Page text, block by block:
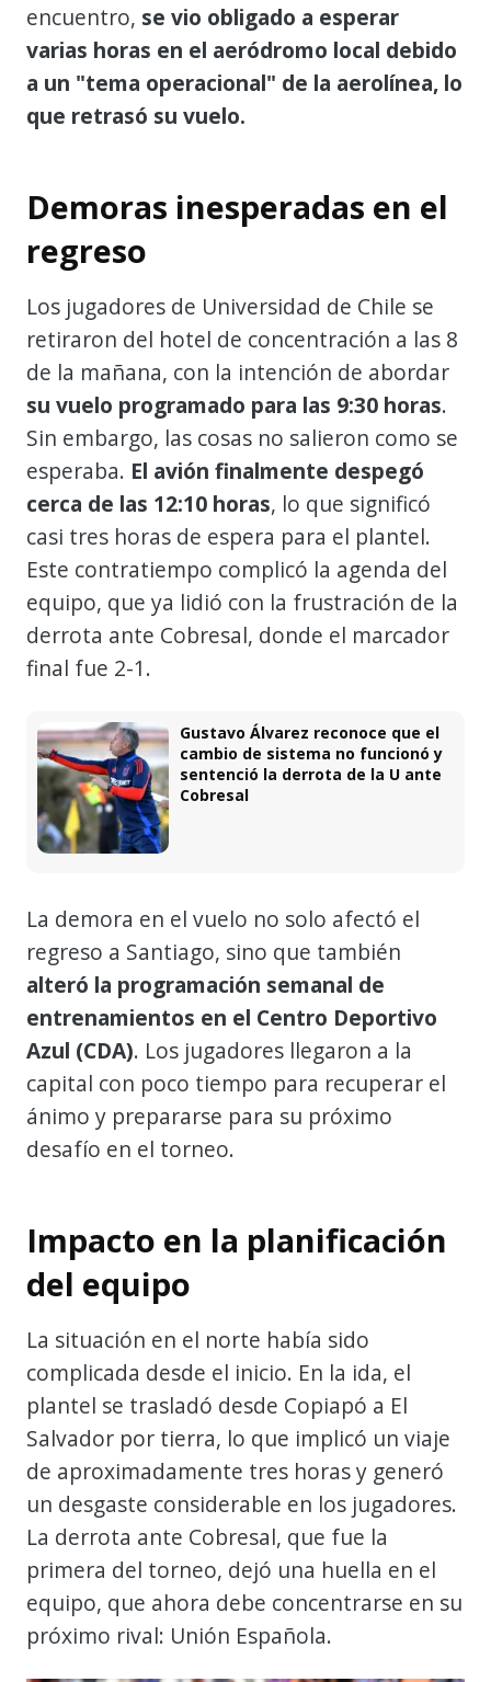
encuentro, se vio obligado a esperar
varias horas en el aeródromo local debido
a un "tema operacional" de la aerolínea, lo
que retrasó su vuelo.
Demoras inesperadas en el
regreso
Los jugadores de Universidad de Chile se
retiraron del hotel de concentración a las 8
de la mañana, con la intención de abordar
su vuelo programado para las 9:30 horas.
Sin embargo, las cosas no salieron como se
esperaba. El avión finalmente despegó
cerca de las 12:10 horas, lo que significó
casi tres horas de espera para el plantel.
Este contratiempo complicó la agenda del
equipo, que ya lidió con la frustración de la
derrota ante Cobresal, donde el marcador
final fue 2-1.
Gustavo Álvarez reconoce que el
cambio de sistema no funcionó y
sentenció la derrota de la U ante
Cobresal
La demora en el vuelo no solo afectó el
regreso a Santiago, sino que también
alteró la programación semanal de
entrenamientos en el Centro Deportivo
Azul (CDA). Los jugadores llegaron a la
capital con poco tiempo para recuperar el
ánimo y prepararse para su próximo
desafío en el torneo.
Impacto en la planificación
del equipo
La situación en el norte había sido
complicada desde el inicio. En la ida, el
plantel se trasladó desde Copiapó a El
Salvador por tierra, lo que implicó un viaje
de aproximadamente tres horas y generó
un desgaste considerable en los jugadores.
La derrota ante Cobresal, que fue la
primera del torneo, dejó una huella en el
equipo, que ahora debe concentrarse en su
próximo rival: Unión Española.